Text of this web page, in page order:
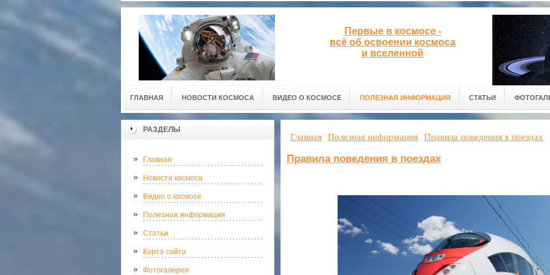
Первые в космосе -
всё об освоении космоса
и вселенной
ГЛАВНАЯ НОВОСТИ КОСМОСА ВИДЕО О КОСМОСЕ ПОЛЕЗНАЯ ИНФОРМАЦИЯ СТАТЬИ
РАЗДЕЛЫ
Главная
Новости космоса
Видео о космосе
Полезная информация
Статьи
Карта сайта
Фотогалерея
Главная Полезная информация Правила поведения в поездах
Правила поведения в поездах